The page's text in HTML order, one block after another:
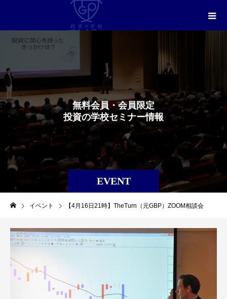
EVENT
無料会員・会員 限定
投資の学校セミ ナー情報
イベント 【4月16日21時】TheTurn（元GBP）ZOOM相談会